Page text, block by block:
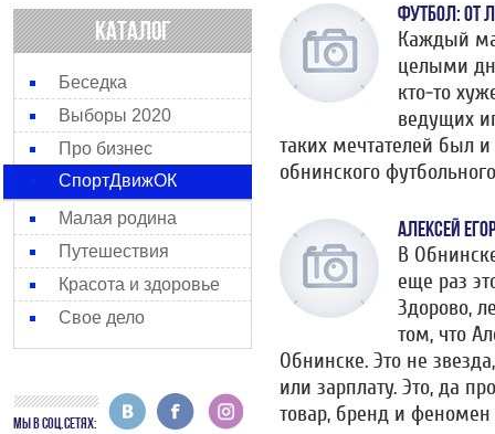
КАТАЛОГ
Беседка
Выборы 2020
Про бизнес
СпортДвижОК
Малая родина
Путешествия
Красота и здоровье
Свое дело
МЫ В СОЦ.СЕТЯХ:
ФУТБОЛ: ОТ
Каждый
целыми
кто-то
ведущих
таких мечтателей был
обнинского
АЛЕКСЕЙ
В
еще раз
Здорово,
том, что
Обнинске. Это не
или зарплату. Это, да
товар, бренд и